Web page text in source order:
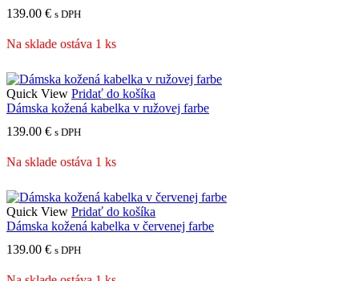
139.00 € s DPH
Na sklade ostáva 1 ks
Quick View Pridať do košíka
Dámska kožená kabelka v ružovej farbe
139.00 € s DPH
Na sklade ostáva 1 ks
Quick View Pridať do košíka
Dámska kožená kabelka v červenej farbe
139.00 € s DPH